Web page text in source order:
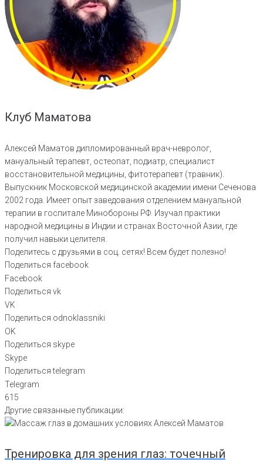
Клуб Маматова
Алексей Маматов дипломированный врач-невролог,
мануальный терапевт, остеопат, подиатр, специалист
восстановительной медицины, фитотерапевт (травник).
Выпускник Московской медицинской академии имени Сеченова
2002 года. Имеет опыт заведования отделением мануальной
терапии в госпитале Минобороны РФ. Изучал практики
народной медицины в Индии и странах Восточной Азии, где
получил навыки целителя.
Поделитесь с друзьями в соц. сетях! Всем будет полезно!
Поделиться facebook
Facebook
Поделиться vk
VK
Поделиться odnoklassniki
OK
Поделиться skype
Skype
Поделиться telegram
Telegram
615
Другие связанные публикации:
Тренировка для зрения глаз: точечный